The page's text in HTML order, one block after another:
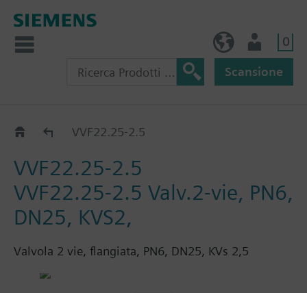
0
Scansione
VVF22..VVF22.25-2.5
VVF22.25-2.5
VVF22.25-2.5 Valv.2-vie, PN6,
DN25, KVS2,
Valvola 2 vie, flangiata, PN6, DN25, KVs 2,5